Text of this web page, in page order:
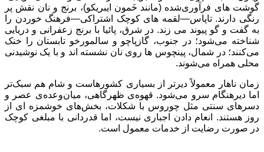
گوشت‌ های فرآوری‌شده (مانند خَمون ایبریکو)، برنج و نان نقش پر
رنگی دارند. تاپاس—لقمه‌ های کوچک اشتراکی—فرهنگ خوردن را
به گفت ‌و گو پیوند می‌ زند. در شرق، پائیا با برنج زعفرانی و دریایی
شناخته می‌شود؛ در جنوب، گازپاچو و سالمورخو تابستان را خنک
می‌کنند؛ در شمال، پینچوس ‌ها روی نان نشسته ‌اند و با یک نوشیدنی
محلی همراه می‌شوند.
زمان ناهار معمولاً دیرتر از بسیاری کشورهاست و شام هم سبک‌تر
اما دیرهنگام سرو می‌شود. قهوه‌ی ظهرگاهی، میان‌وعده‌ی عصر و
دسرهای سنتی مثل چوروس با شکلات، بخش‌های خوشمزه ‌ای از
روز هستند. انعام ‌دادن اجباری نیست، اما قدردانی با مبلغی کوچک
در صورت رضایت از خدمات معمول است.